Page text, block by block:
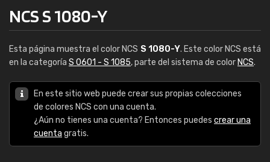
NCS S 1080-Y
Esta página muestra el color NCS S 1080-Y. Este color NCS está
en la categoría S 0601 - S 1085, parte del sistema de color NCS.
En este sitio web puede crear sus propias colecciones
de colores NCS con una cuenta.
¿Aún no tienes una cuenta? Entonces puedes crear una
cuenta gratis.